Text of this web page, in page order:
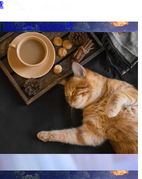
| 苏ICP备18005096号